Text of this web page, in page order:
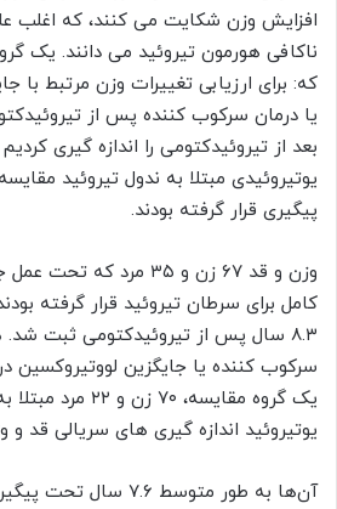
افزایش وزن شکایت می کنند، که اغلب
ناکافی هورمون تیروئید می دانند. یک
که: برای ارزیابی تغییرات وزن مرتبط با
یا درمان سرکوب کننده پس از
بعد از تیروئیدکتومی را اندازه گیری
یوتیروئیدی مبتلا به ندول تیروئید
پیگیری قرار گرفته بودند.
وزن و قد ۶۷ زن و ۳۵ مرد
کامل برای سرطان تیروئید قرار گرفته
​​۸.۳ سال پس از تیروئیدکتومی ثبت شد.
سرکوب کننده یا جایگزین لووتیروکسین
یک گروه مقایسه،
یوتیروئید اندازه گیری های سریالی قد و
آن‌ها به طور متوسط ​​۷.۶